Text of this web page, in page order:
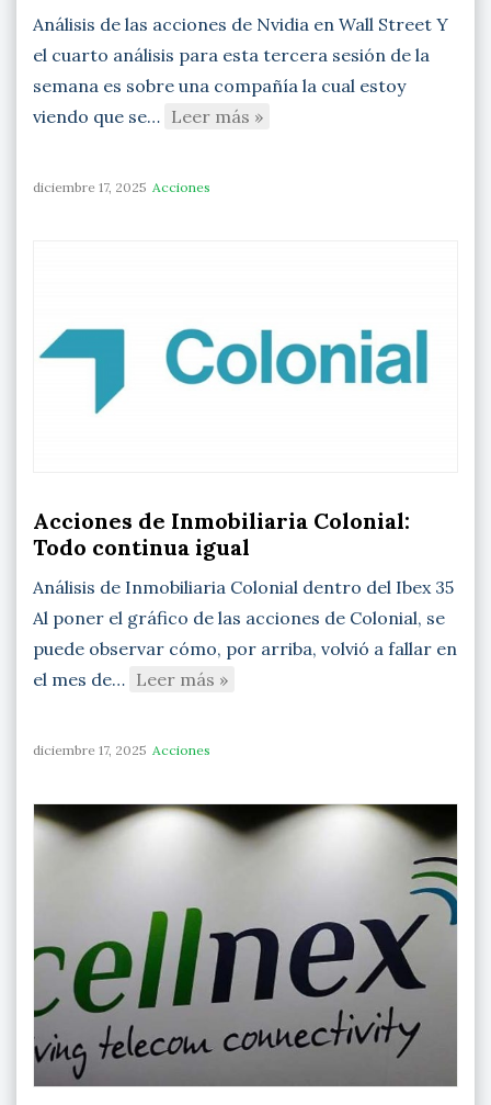
Análisis de las acciones de Nvidia en Wall Street Y
el cuarto análisis para esta tercera sesión de la
semana es sobre una compañía la cual estoy
viendo que se… Leer más »
diciembre 17, 2025 Acciones
Acciones de Inmobiliaria Colonial:
Todo continua igual
Análisis de Inmobiliaria Colonial dentro del Ibex 35
Al poner el gráfico de las acciones de Colonial, se
puede observar cómo, por arriba, volvió a fallar en
el mes de… Leer más »
diciembre 17, 2025 Acciones